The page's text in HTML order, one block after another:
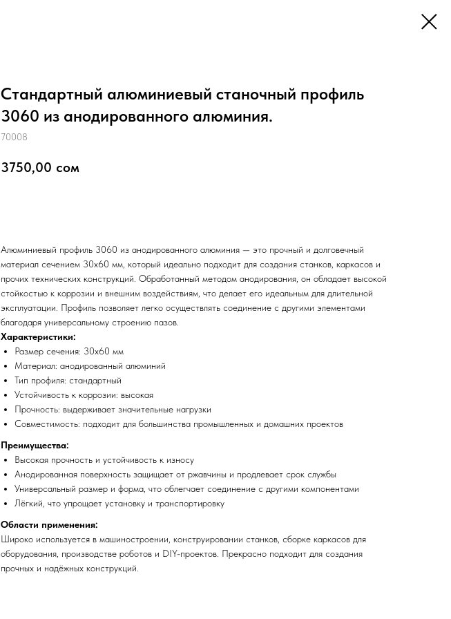
Стандартный алюминиевый станочный профиль
3060 из анодированного алюминия.
70008
3750,00 сом
Алюминиевый профиль 3060 из анодированного алюминия — это прочный и долговечный
материал сечением 30x60 мм, который идеально подходит для создания станков, каркасов и
прочих технических конструкций. Обработанный методом анодирования, он обладает высокой
стойкостью к коррозии и внешним воздействиям, что делает его идеальным для длительной
эксплуатации. Профиль позволяет легко осуществлять соединение с другими элементами
благодаря универсальному строению пазов.
Характеристики:
Размер сечения: 30x60 мм
Материал: анодированный алюминий
Тип профиля: стандартный
Устойчивость к коррозии: высокая
Прочность: выдерживает значительные нагрузки
Совместимость: подходит для большинства промышленных и домашних проектов
Преимущества:
Высокая прочность и устойчивость к износу
Анодированная поверхность защищает от ржавчины и продлевает срок службы
Универсальный размер и форма, что облегчает соединение с другими компонентами
Лёгкий, что упрощает установку и транспортировку
Области применения:
Широко используется в машиностроении, конструировании станков, сборке каркасов для
оборудования, производстве роботов и DIY-проектов. Прекрасно подходит для создания
прочных и надёжных конструкций.